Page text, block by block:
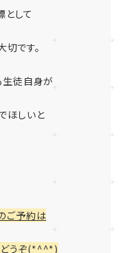
として
です。
生徒自身が
ほしいと
ご予約は
どうぞ(*^^*)